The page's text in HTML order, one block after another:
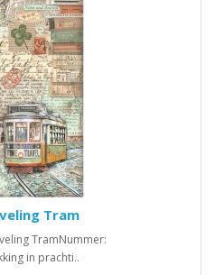
Tram
TramNummer:
in prachti..